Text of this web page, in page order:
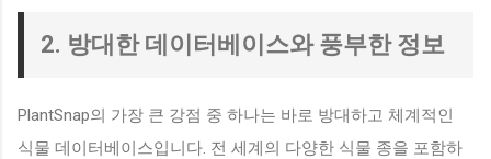
2. 방대한 데이터베이스와 풍부한 정보
PlantSnap의 가장 큰 강점 중 하나는 바로 방대하고 체계적인
식물 데이터베이스입니다. 전 세계의 다양한 식물 종을 포함하